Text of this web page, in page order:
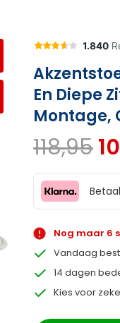
En Diepe
Montage,
118,95
Nog maar 6
Vandaag
14 dagen
Kies voor